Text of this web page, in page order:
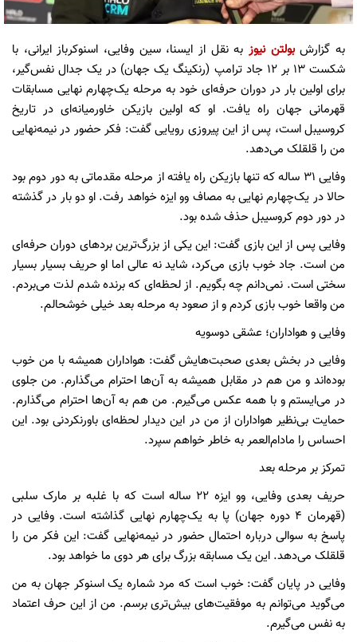
به گزارشبولتن نیوز به نقل از ایسنا، سین وفایی، اسنوکرباز ایرانی، با
شکست ۱۳ بر ۱۲ جاد ترامپ (رنکینگ یک جهان) در یک جدال نفس‌گیر،
برای اولین بار در دوران حرفه‌ای خود به مرحله یک‌چهارم نهایی مسابقات
قهرمانی جهان راه یافت. او که اولین بازیکن خاورمیانه‌ای در تاریخ
کروسیبل است، پس از این پیروزی رویایی گفت: فکر حضور در نیمه‌نهایی
من را قلقلک می‌دهد.
وفایی ۳۱ ساله که تنها بازیکن راه یافته از مرحله مقدماتی به دور دوم بود
حالا در یک‌چهارم نهایی به مصاف وو ایزه خواهد رفت. او دو بار در گذشته
در دور دوم کروسیبل حذف شده بود.
وفایی پس از این بازی گفت: این یکی از بزرگ‌ترین بردهای دوران حرفه‌ای
من است. جاد خوب بازی می‌کرد، شاید نه عالی اما او حریف بسیار بسیار
سختی است. نمی‌دانم چه بگویم. از لحظه‌ای که برنده شدم لذت می‌بردم.
من واقعا خوب بازی کردم و از صعود به مرحله بعد خیلی خوشحالم.
وفایی و هواداران؛ عشقی دوسویه
وفایی در بخش بعدی صحبت‌هایش گفت: هواداران همیشه با من خوب
بوده‌اند و من هم در مقابل همیشه به آن‌ها احترام می‌گذارم. من جلوی
در می‌ایستم و با همه عکس می‌گیرم. من هم به آن‌ها احترام می‌گذارم.
حمایت بی‌نظیر هواداران از من در این دیدار لحظه‌ای باورنکردنی بود. این
احساس را مادام‌العمر به خاطر خواهم سپرد.
تمرکز بر مرحله بعد
حریف بعدی وفایی، وو ایزه ۲۲ ساله است که با غلبه بر مارک سلبی
(قهرمان ۴ دوره جهان) پا به یک‌چهارم نهایی گذاشته است. وفایی در
پاسخ به سوالی درباره احتمال حضور در نیمه‌نهایی گفت: این فکر من را
قلقلک می‌دهد. این یک مسابقه بزرگ برای هر دوی ما خواهد بود.
وفایی در پایان گفت: خوب است که مرد شماره یک اسنوکر جهان به من
می‌گوید می‌توانم به موفقیت‌های بیش‌تری برسم. من از این حرف اعتماد
به نفس می‌گیرم.